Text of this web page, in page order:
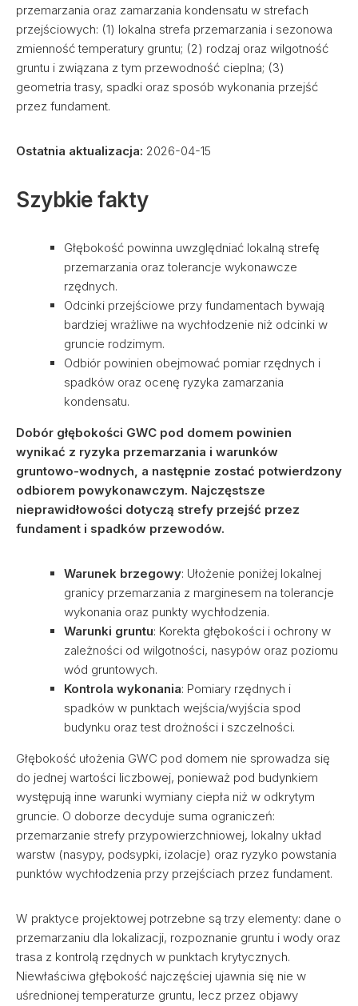
przemarzania oraz zamarzania kondensatu w strefach
przejściowych: (1) lokalna strefa przemarzania i sezonowa
zmienność temperatury gruntu; (2) rodzaj oraz wilgotność
gruntu i związana z tym przewodność cieplna; (3)
geometria trasy, spadki oraz sposób wykonania przejść
przez fundament.
Ostatnia aktualizacja: 2026-04-15
Szybkie fakty
Głębokość powinna uwzględniać lokalną strefę
przemarzania oraz tolerancje wykonawcze
rzędnych.
Odcinki przejściowe przy fundamentach bywają
bardziej wrażliwe na wychłodzenie niż odcinki w
gruncie rodzimym.
Odbiór powinien obejmować pomiar rzędnych i
spadków oraz ocenę ryzyka zamarzania
kondensatu.
Dobór głębokości GWC pod domem powinien
wynikać z ryzyka przemarzania i warunków
gruntowo-wodnych, a następnie zostać potwierdzony
odbiorem powykonawczym. Najczęstsze
nieprawidłowości dotyczą strefy przejść przez
fundament i spadków przewodów.
Warunek brzegowy: Ułożenie poniżej lokalnej
granicy przemarzania z marginesem na tolerancje
wykonania oraz punkty wychłodzenia.
Warunki gruntu: Korekta głębokości i ochrony w
zależności od wilgotności, nasypów oraz poziomu
wód gruntowych.
Kontrola wykonania: Pomiary rzędnych i
spadków w punktach wejścia/wyjścia spod
budynku oraz test drożności i szczelności.
Głębokość ułożenia GWC pod domem nie sprowadza się
do jednej wartości liczbowej, ponieważ pod budynkiem
występują inne warunki wymiany ciepła niż w odkrytym
gruncie. O doborze decyduje suma ograniczeń:
przemarzanie strefy przypowierzchniowej, lokalny układ
warstw (nasypy, podsypki, izolacje) oraz ryzyko powstania
punktów wychłodzenia przy przejściach przez fundament.
W praktyce projektowej potrzebne są trzy elementy: dane o
przemarzaniu dla lokalizacji, rozpoznanie gruntu i wody oraz
trasa z kontrolą rzędnych w punktach krytycznych.
Niewłaściwa głębokość najczęściej ujawnia się nie w
uśrednionej temperaturze gruntu, lecz przez objawy